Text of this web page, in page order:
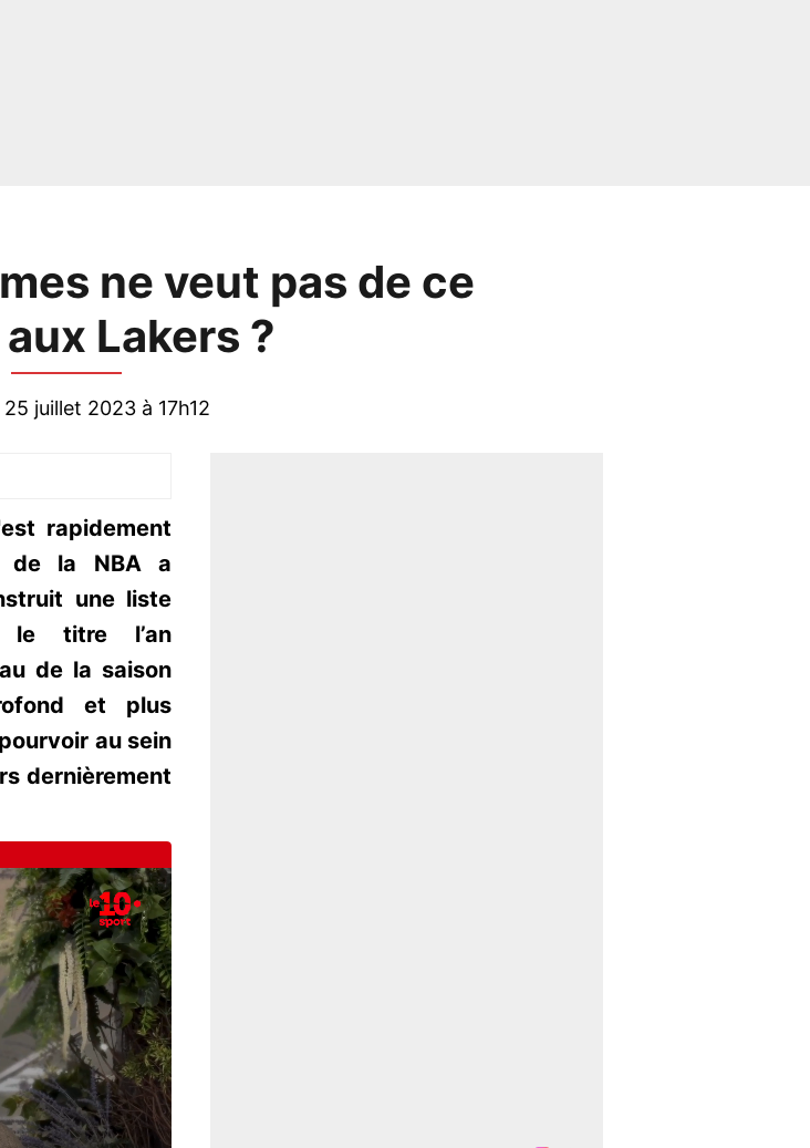
ne veut pas de ce
Lakers ?
25 juillet 2023 à 17h12
rapidement
de la NBA a
une liste
le titre l’an
de la saison
et plus
au sein
dernièrement